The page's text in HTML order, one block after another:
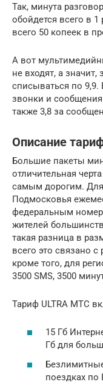
Так, минута
обойдется всего в 1
всего 50 копеек в
А вот
не входят, а значит,
списываться по
звонки и
также 3,8 за
Описание
Большие пакеты
отличительная
самым дорогим.
Подмосковья
федеральным
жителей
такая разница в
всего это связано
кроме того, для
3500 SMS, 3500
Тариф ULTRA МТС
15 Гб
Гб для
поездках по